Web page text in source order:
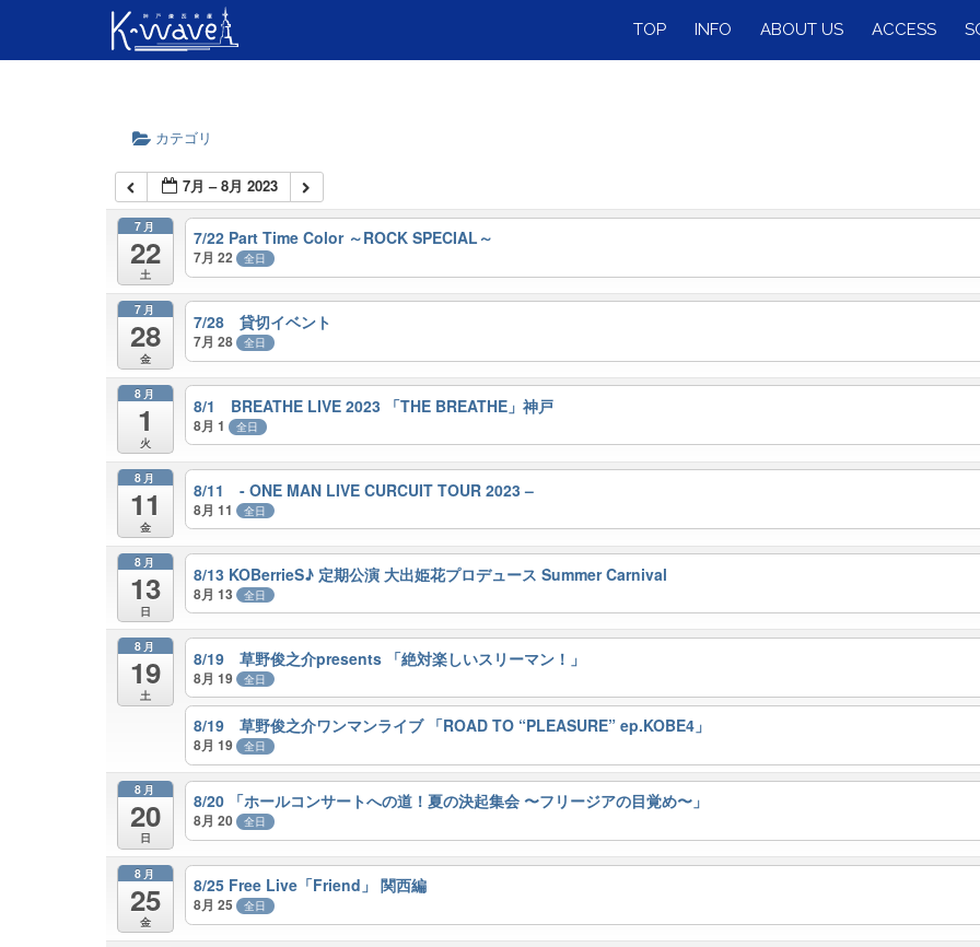
TOP INFO ABOUT US ACCESS
カテゴリ
7月 – 8月 2023
7月
22
土
7/22 Part Time Color ～ROCK SPECIAL～
7月 22 全日
7月
28
金
7/28 貸切イベント
7月 28 全日
8月
1
火
8/1 BREATHE LIVE 2023 「THE BREATHE」神戸
8月 1 全日
8月
11
金
8/11 - ONE MAN LIVE CURCUIT TOUR 2023 –
8月 11 全日
8月
13
日
8/13 KOBerrieS♪ 定期公演 大出姫花プロデュース Summer Carnival
8月 13 全日
8月
19
土
8/19 草野俊之介presents 「絶対楽しいスリーマン！」
8月 19 全日
8/19 草野俊之介ワンマンライブ 「ROAD TO “PLEASURE” ep.KOBE4」
8月 19 全日
8月
20
日
8/20 「ホールコンサートへの道！夏の決起集会 〜フリージアの目覚め〜」
8月 20 全日
8月
25
金
8/25 Free Live「Friend」 関西編
8月 25 全日